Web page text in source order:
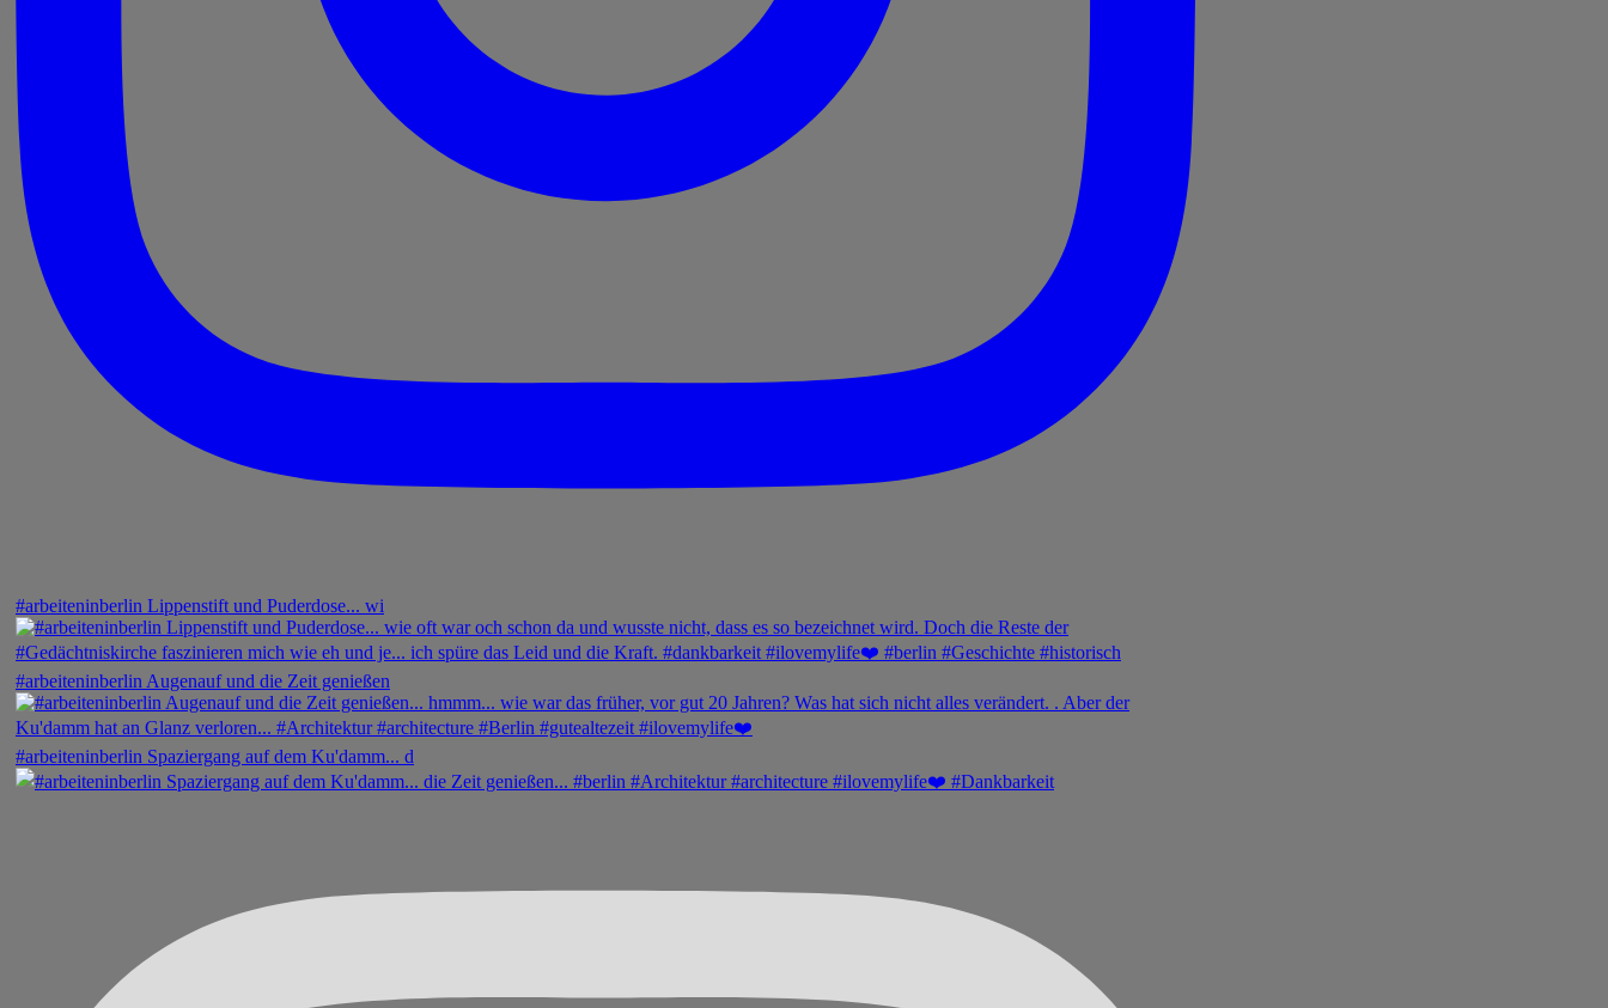
#arbeiteninberlin Lippenstift und Puderdose... wi
#arbeiteninberlin Augenauf und die Zeit genießen
#arbeiteninberlin Spaziergang auf dem Ku'damm... d